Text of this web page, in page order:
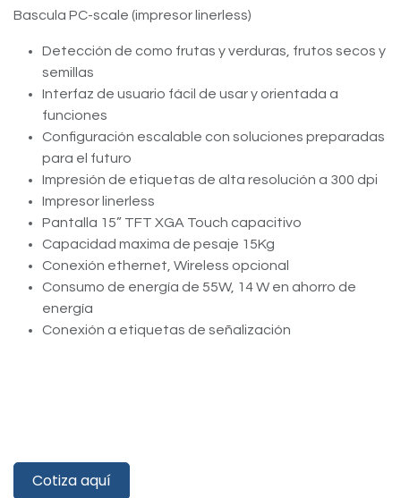
Bascula PC-scale (impresor linerless)
Detección de como frutas y verduras, frutos secos y
semillas
Interfaz de usuario fácil de usar y orientada a
funciones
Configuración escalable con soluciones preparadas
para el futuro
Impresión de etiquetas de alta resolución a 300 dpi
Impresor linerless
Pantalla 15” TFT XGA Touch capacitivo
Capacidad maxima de pesaje 15Kg
Conexión ethernet, Wireless opcional
Consumo de energía de 55W, 14 W en ahorro de
energía
Conexión a etiquetas de señalización
Cotiza aquí